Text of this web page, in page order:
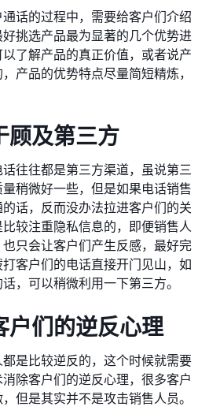
话的过程中，需要给客户们介绍
挑选产品最为显著的几个优势进
了解产品的真正价值，或者说产
产品的优势特点尽量简短精炼，
顾及第三方
往往都是第三方渠道，虽说第三
稍微好一些，但是如果电话销售
话，反而没办法拉进客户们的关
较注重隐私信息的，即便销售人
只会让客户们产生反感，最好完
客户们的电话直接开门见山，如
，可以稍微利用一下第三方。
们的逆反心理
是比较逆反的，这个时候就需要
除客户们的逆反心理，很多客户
但是其实并不是攻击销售人员。